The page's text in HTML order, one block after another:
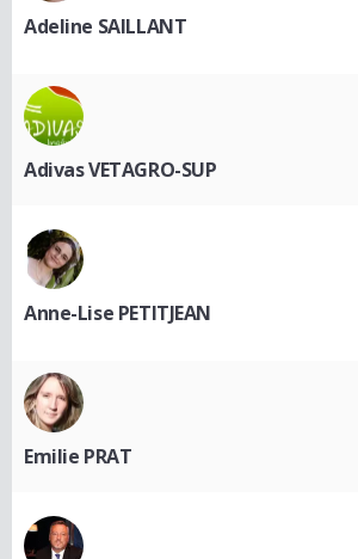
Adeline SAILLANT
Adivas VETAGRO-SUP
Anne-Lise PETITJEAN
Emilie PRAT